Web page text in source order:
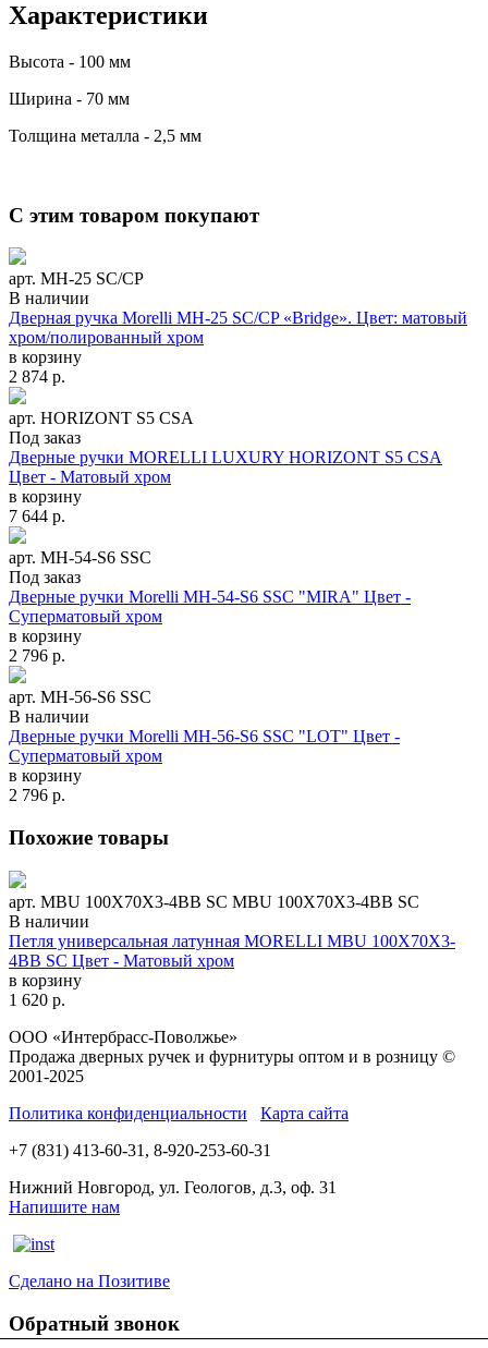
Характеристики
Высота - 100 мм
Ширина - 70 мм
Толщина металла - 2,5 мм
С этим товаром покупают
арт. MH-25 SC/CP
В наличии
Дверная ручка Morelli MH-25 SC/CP «Bridge». Цвет: матовый
хром/полированный хром
в корзину
2 874 р.
арт. HORIZONT S5 CSA
Под заказ
Дверные ручки MORELLI LUXURY HORIZONT S5 CSA
Цвет - Матовый хром
в корзину
7 644 р.
арт. MH-54-S6 SSC
Под заказ
Дверные ручки Morelli MH-54-S6 SSC "MIRA" Цвет -
Суперматовый хром
в корзину
2 796 р.
арт. MH-56-S6 SSC
В наличии
Дверные ручки Morelli MH-56-S6 SSC "LOT" Цвет -
Суперматовый хром
в корзину
2 796 р.
Похожие товары
арт. MBU 100X70X3-4BB SC MBU 100X70X3-4BB SC
В наличии
Петля универсальная латунная MORELLI MBU 100X70X3-
4BB SC Цвет - Матовый хром
в корзину
1 620 р.
ООО «Интербрасс-Поволжье»
Продажа дверных ручек и фурнитуры оптом и в розницу ©
2001-2025
Политика конфиденциальности
Карта сайта
+7 (831) 413-60-31, 8-920-253-60-31
Нижний Новгород, ул. Геологов, д.3, оф. 31
Напишите нам
Сделано на Позитиве
Обратный звонок